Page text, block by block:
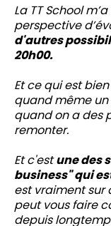
La TT School
perspective
d'autres
20h00.
Et ce qui est
quand même
quand on a des
remonter.
Et c'estune des
business" qui
est vraiment sur
peut vous faire
depuis